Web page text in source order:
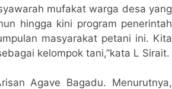
mufakat warga desa yang
hingga kini program penerintah
masyarakat petani ini. Kita
kelompok tani,”kata L Sirait.
Agave Bagadu. Menurutnya,